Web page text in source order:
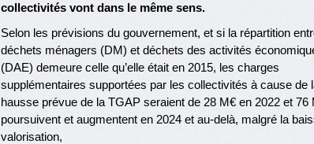
collectivités vont dans le même sens.
Selon les prévisions du gouvernement, et si la répartition
déchets ménagers (DM) et déchets des activités
(DAE) demeure celle qu’elle était en 2015, les charges
supplémentaires supportées par les collectivités à cause de
hausse prévue de la TGAP seraient de 28 M€ en 2022 et
poursuivent et augmentent en 2024 et au-delà, malgré la
valorisation,